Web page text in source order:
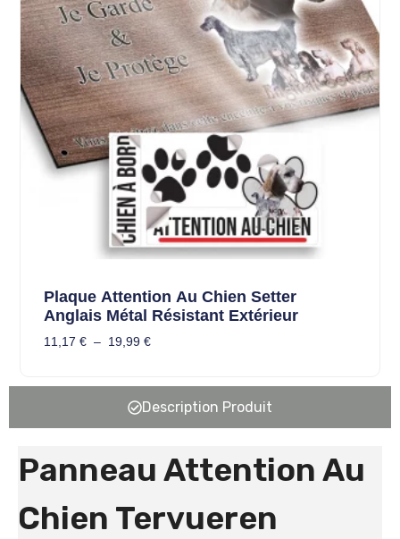
Plaque Attention Au Chien Setter
Anglais Métal Résistant Extérieur
11,17 € – 19,99 €
Description Produit
Panneau Attention Au
Chien Tervueren